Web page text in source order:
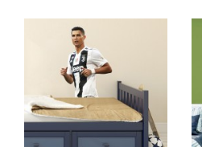
Klikni za detalje